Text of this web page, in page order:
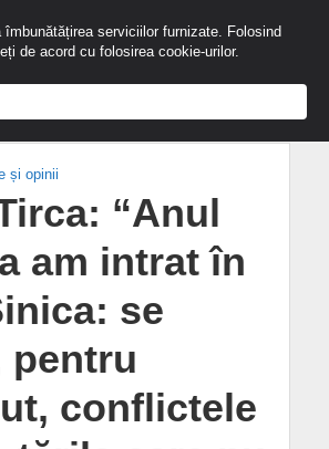
și opinii
“Anul
am intrat în
se
pentru
conflictele
îmbunătățirea serviciilor furnizate. Folosind
de acord cu folosirea cookie-urilor.